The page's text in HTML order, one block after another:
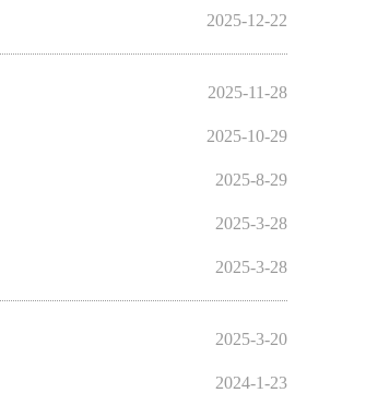
2025-12-22
2025-11-28
2025-10-29
2025-8-29
2025-3-28
2025-3-28
2025-3-20
2024-1-23